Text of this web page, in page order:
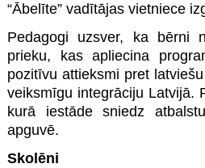
“Ābelīte” vadītājas vietniece
Pedagogi uzsver, ka bērni
prieku, kas apliecina
pozitīvu attieksmi pret
veiksmīgu integrāciju Latvijā.
kurā iestāde sniedz
apguvē.
Skolēni